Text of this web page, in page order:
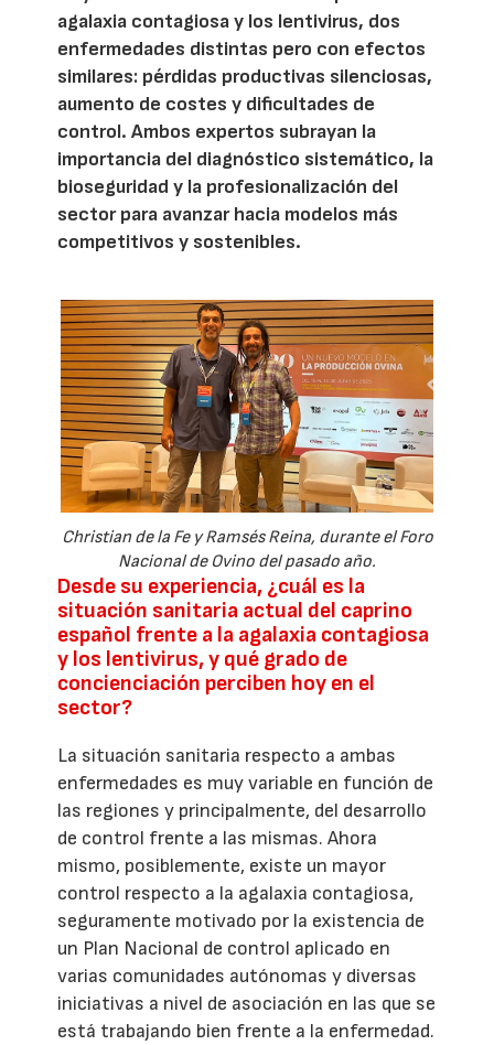
agalaxia contagiosa y los lentivirus, dos
enfermedades distintas pero con efectos
similares: pérdidas productivas silenciosas,
aumento de costes y dificultades de
control. Ambos expertos subrayan la
importancia del diagnóstico sistemático, la
bioseguridad y la profesionalización del
sector para avanzar hacia modelos más
competitivos y sostenibles.
Christian de la Fe y Ramsés Reina, durante el Foro
Nacional de Ovino del pasado año.
Desde su experiencia, ¿cuál es la
situación sanitaria actual del caprino
español frente a la agalaxia contagiosa
y los lentivirus, y qué grado de
concienciación perciben hoy en el
sector?
La situación sanitaria respecto a ambas
enfermedades es muy variable en función de
las regiones y principalmente, del desarrollo
de control frente a las mismas. Ahora
mismo, posiblemente, existe un mayor
control respecto a la agalaxia contagiosa,
seguramente motivado por la existencia de
un Plan Nacional de control aplicado en
varias comunidades autónomas y diversas
iniciativas a nivel de asociación en las que se
está trabajando bien frente a la enfermedad.